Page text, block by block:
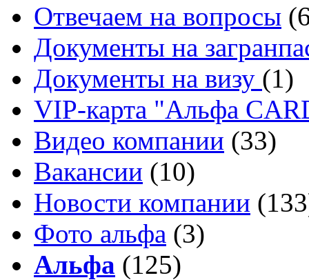
Отвечаем на вопросы
Документы на
Документы на визу (1)
VIP-карта "Альфа
Видео компании (33)
Вакансии (10)
Новости компании
Фото альфа (3)
Альфа (125)